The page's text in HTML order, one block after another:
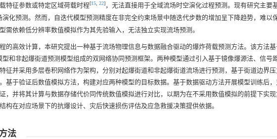
特征参数或特定区域荷载时程[15 22]，无法直接用于全域流场时空演化过程预测。现有研究主要
演化预测。然而，自迭代模型预测精度在非完全约束场景中随迭代步数的增加呈下降趋势，难以
需依赖低分辨率数值模拟作为其先验输入，无法独立实现流场预测。
的高效计算，本研究提出一种基于流场物理信息与数据融合驱动的爆炸荷载预测方法。该方法
和非起爆街道预测模型组成的双网络协同预测框架。两种模型通过引入基于镜像爆源法、信号
征并采用多层卷积网络作为架构，分别对起爆街道和非起爆街道流场进行预测，基于街道边界
基于验证后数值模拟方法，构建对应两种模型的目标数据。基于数据驱动方法开展模型训练后
，并将其计算与数据存储代价同传统数值模拟进行对比，以期为在不采用数值模拟的前提下实
构在对应场景下的抗爆设计、灾后快速损伤评估及应急救援决策提供依据。
法